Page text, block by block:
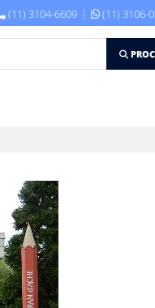
(11) 3104-6609 (11) 3106-